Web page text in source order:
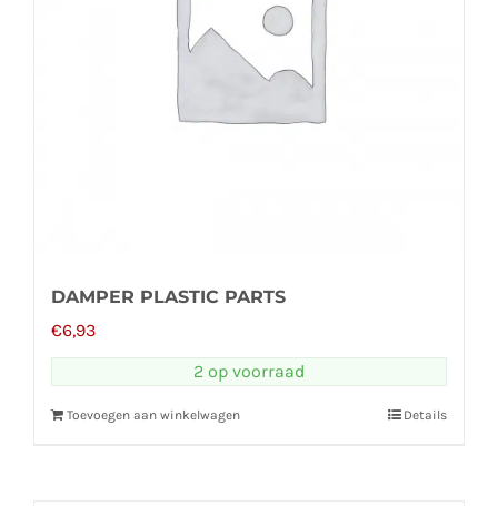
DAMPER PLASTIC PARTS
€6,93
2 op voorraad
Toevoegen aan winkelwagen Details